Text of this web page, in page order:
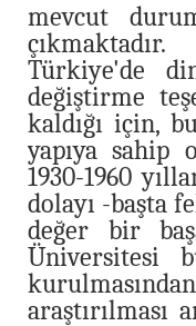
mevcut
çıkmaktadır.
Türkiye'de
değiştirme
kaldığı için,
yapıya sahip
1930-1960
dolayı -başta
değer bir
Üniversitesi